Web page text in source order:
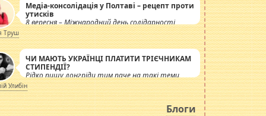
Медіа-консолідація у Полтаві – рецепт проти
утисків
8 вересня – Міжнародний день солідарності
журналістів.
Труш
ЧИ МАЮТЬ УКРАЇНЦІ ПЛАТИТИ ТРІЄЧНИКАМ
СТИПЕНДІЇ?
Рідко пишу лонгріди тим паче на такі теми,
але вже просто дістало! Обурюють сьогоднішні
інсенуації навколо стипендіального питання.
Штучно роздувається ще одна соціальна
катастрофа.
Улибін
Блоги